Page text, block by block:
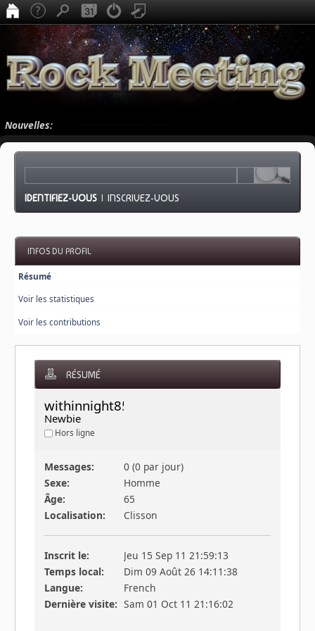
Nouvelles:
IDENTIFIEZ-VOUS |INSCRIVEZ-VOUS
INFOS DU PROFIL
Résumé
Voir les statistiques
Voir les contributions
RÉSUMÉ
Newbie
Hors ligne
Messages:
0 (0 par jour)
Sexe:
Homme
Âge:
65
Localisation:
Clisson
Inscrit le:
Jeu 15 Sep 11 21:59:13
Temps local:
Dim 09 Août 26 14:11:38
Langue:
French
Dernière visite: Sam 01 Oct 11 21:16:02